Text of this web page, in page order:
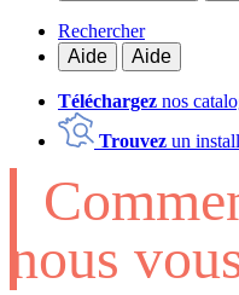
Rechercher
Aide
Aide
Téléchargez nos
Trouvez un
nous